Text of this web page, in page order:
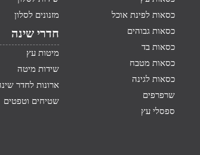
כסאות לפינת אוכל
כסאות גבוהים
כסאות בד
כסאות מטבח
כסאות לגינה
שרפרפים
ספסלי עץ
מזנונים לסלון
חדרי שינה
מיטות עץ
שידות מיטה
ארונות לחדר
שטיחים וטפטים